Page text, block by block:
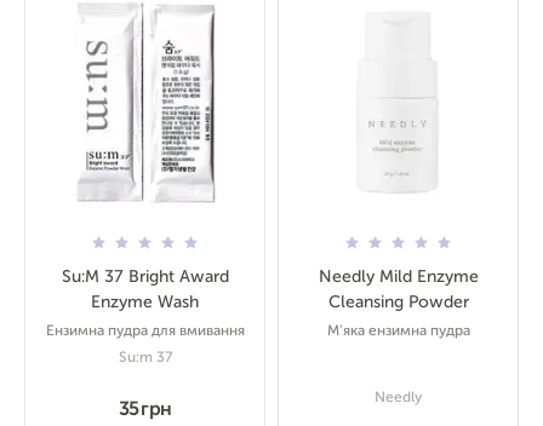
Su:M 37 Bright Award
Enzyme Wash
Ензимна пудра для вмивання
Su:m 37
35 грн
Needly Mild Enzyme
Cleansing Powder
М'яка ензимна пудра
Needly